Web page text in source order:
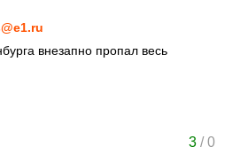
внезапно пропал весь
3/0